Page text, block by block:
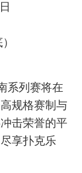
系列赛将在
规格赛制与
击荣誉的平
享扑克乐